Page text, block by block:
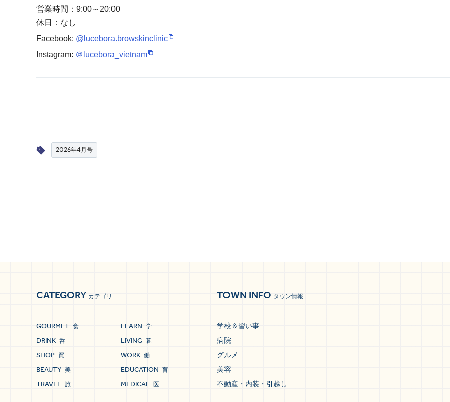
営業時間：9:00～20:00
休日：なし
Facebook: @lucebora.browskinclinic
Instagram: ＠lucebora_vietnam
2026年4月号
CATEGORY カテゴリ
GOURMET 食
DRINK 呑
SHOP 買
BEAUTY 美
TRAVEL 旅
LEARN 学
LIVING 暮
WORK 働
EDUCATION 育
MEDICAL 医
TOWN INFO タウン情報
学校＆習い事
病院
グルメ
美容
不動産・内装・引越し